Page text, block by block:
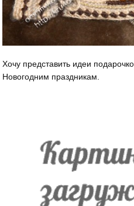
Хочу представить идеи
Новогодним праздникам.